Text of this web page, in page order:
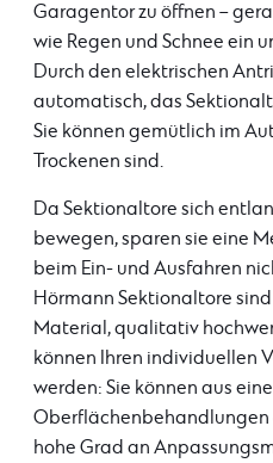
Garagentor zu öffnen –
wie Regen und Schnee ein
Durch den elektrischen
automatisch, das
Sie können gemütlich im
Trockenen sind.
Da Sektionaltore sich
bewegen, sparen sie eine
beim Ein- und Ausfahren
Hörmann Sektionaltore
Material, qualitativ
können Ihren individuellen
werden: Sie können aus
Oberflächenbehandlungen
hohe Grad an